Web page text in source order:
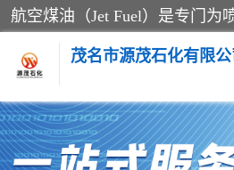
茂名市源茂石化有限公
RP3航空煤油